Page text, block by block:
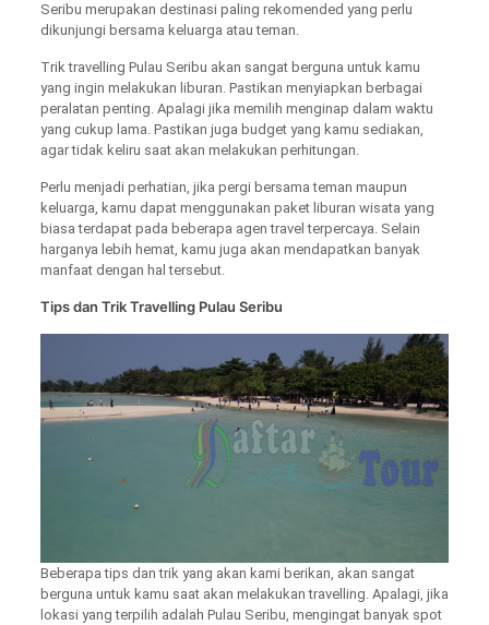
Seribu merupakan destinasi paling rekomended yang perlu
dikunjungi bersama keluarga atau teman.
Trik travelling Pulau Seribu akan sangat berguna untuk kamu
yang ingin melakukan liburan. Pastikan menyiapkan berbagai
peralatan penting. Apalagi jika memilih menginap dalam waktu
yang cukup lama. Pastikan juga budget yang kamu sediakan,
agar tidak keliru saat akan melakukan perhitungan.
Perlu menjadi perhatian, jika pergi bersama teman maupun
keluarga, kamu dapat menggunakan paket liburan wisata yang
biasa terdapat pada beberapa agen travel terpercaya. Selain
harganya lebih hemat, kamu juga akan mendapatkan banyak
manfaat dengan hal tersebut.
Tips dan Trik Travelling Pulau Seribu
Beberapa tips dan trik yang akan kami berikan, akan sangat
berguna untuk kamu saat akan melakukan travelling. Apalagi, jika
lokasi yang terpilih adalah Pulau Seribu, mengingat banyak spot